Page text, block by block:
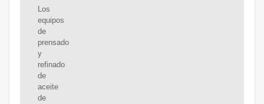
Los
equipos
de
prensado
y
refinado
de
aceite
de